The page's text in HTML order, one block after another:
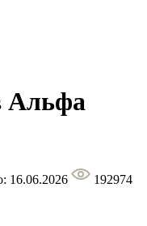
Альфа
16.06.2026
192974